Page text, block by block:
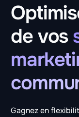
de vos
Gagnez en